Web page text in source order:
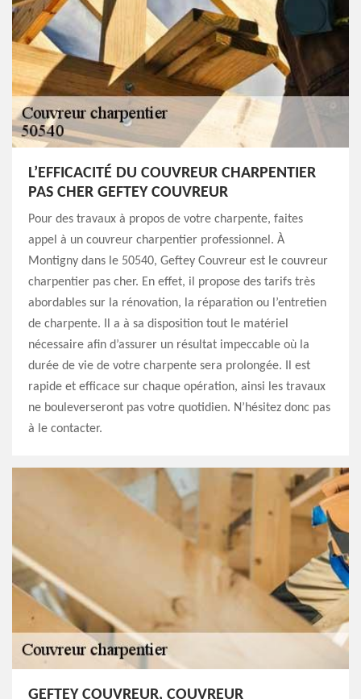
L’EFFICACITÉ DU COUVREUR CHARPENTIER
PAS CHER GEFTEY COUVREUR
Pour des travaux à propos de votre charpente, faites
appel à un couvreur charpentier professionnel. À
Montigny dans le 50540, Geftey Couvreur est le couvreur
charpentier pas cher. En effet, il propose des tarifs très
abordables sur la rénovation, la réparation ou l’entretien
de charpente. Il a à sa disposition tout le matériel
nécessaire afin d’assurer un résultat impeccable où la
durée de vie de votre charpente sera prolongée. Il est
rapide et efficace sur chaque opération, ainsi les travaux
ne bouleverseront pas votre quotidien. N’hésitez donc pas
à le contacter.
GEFTEY COUVREUR, COUVREUR